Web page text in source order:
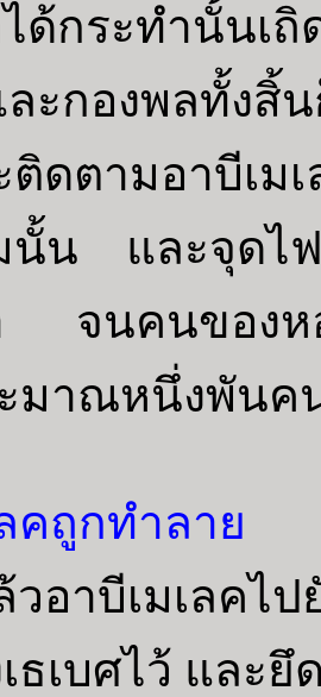
ด้กระทำนั้นเถิ
ะกองพลทั้งสิ้น
ดตามอาบีเม
นั้น และจุดไฟ
จนคนของห
มาณหนึ่งพันค
คถูกทำลาย
อาบีเมเลคไป
ธเบศไว้ และยึ